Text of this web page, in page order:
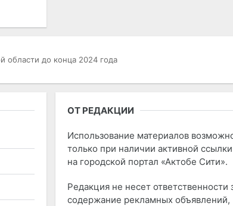
области до конца 2024 года
ОТ РЕДАКЦИИ
Использование материалов
только при наличии активной ссылки
на городской портал «Актобе Сити».
Редакция не несет ответственности
содержание рекламных объявлений,